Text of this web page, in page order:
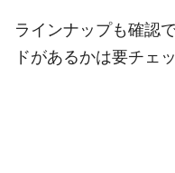
ラインナップも確認
ドがあるかは要チェ